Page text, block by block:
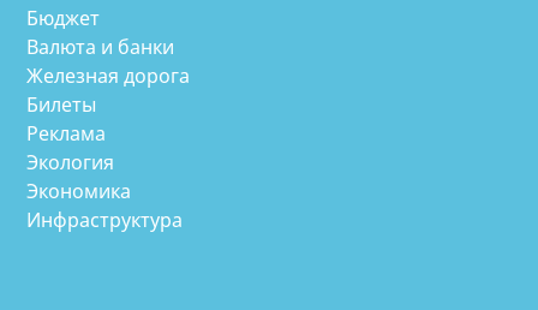
Бюджет
Валюта и банки
Железная дорога
Билеты
Реклама
Экология
Экономика
Инфраструктура